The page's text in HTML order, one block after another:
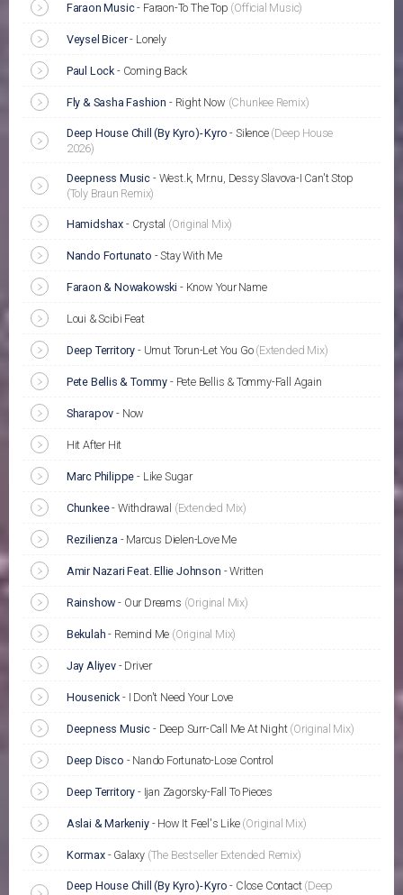
Faraon Music- Faraon-To The Top (Official Music)
Veysel Bicer- Lonely
Paul Lock - Coming Back
Fly & Sasha Fashion - Right Now (Chunkee Remix)
Deep House Chill (By Kyro)- Kyro - Silence (Deep House
2026)
Deepness Music - West.k, Mr.nu, Dessy Slavova-I Can't Stop
(Toly Braun Remix)
Hamidshax - Crystal (Original Mix)
Nando Fortunato -Stay With Me
Faraon & Nowakowski - Know Your Name
Loui & Scibi Feat
Deep Territory - Umut Torun-Let You Go (Extended Mix)
Pete Bellis & Tommy - Pete Bellis & Tommy-Fall Again
Sharapov - Now
Hit After Hit
Marc Philippe - Like Sugar
Chunkee- Withdrawal (Extended Mix)
Rezilienza - Marcus Dielen-Love Me
Amir Nazari Feat. Ellie Johnson -Written
Rainshow - Our Dreams (Original Mix)
Bekulah - Remind Me (Original Mix)
Jay Aliyev- Driver
Housenick - I Don't Need Your Love
Deepness Music - Deep Surr-Call Me At Night (Original Mix)
Deep Disco - Nando Fortunato-Lose Control
Deep Territory - Ijan Zagorsky-Fall To Pieces
Aslai & Markeniy- How It Feel's Like (Original Mix)
Kormax- Galaxy (The Bestseller Extended Remix)
Deep House Chill (By Kyro)- Kyro - Close Contact (Deep